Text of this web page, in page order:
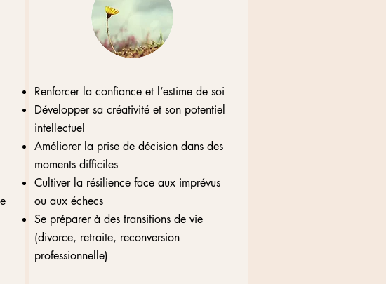
Renforcer la confiance et l’estime de soi
Développer sa créativité et son potentiel
intellectuel
Améliorer la prise de décision dans des
moments difficiles
Cultiver la résilience face aux imprévus
ou aux échecs
Se préparer à des transitions de vie
(divorce, retraite, reconversion
professionnelle)​​